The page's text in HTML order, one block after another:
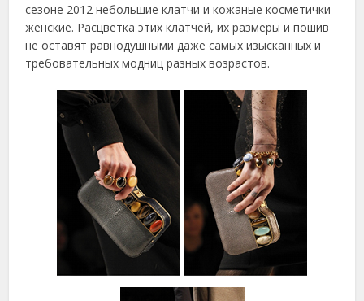
сезоне 2012 небольшие клатчи и кожаные косметички
женские. Расцветка этих клатчей, их размеры и пошив
не оставят равнодушными даже самых изысканных и
требовательных модниц разных возрастов.